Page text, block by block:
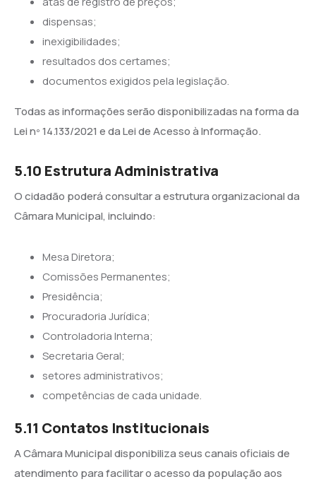
dispensas;
inexigibilidades;
resultados dos certames;
documentos exigidos pela legislação.
Todas as informações serão disponibilizadas na forma da
Lei nº 14.133/2021 e da Lei de Acesso à Informação.
5.10 Estrutura Administrativa
O cidadão poderá consultar a estrutura organizacional da
Câmara Municipal, incluindo:
Mesa Diretora;
Comissões Permanentes;
Presidência;
Procuradoria Jurídica;
Controladoria Interna;
Secretaria Geral;
setores administrativos;
competências de cada unidade.
5.11 Contatos Institucionais
A Câmara Municipal disponibiliza seus canais oficiais de
atendimento para facilitar o acesso da população aos